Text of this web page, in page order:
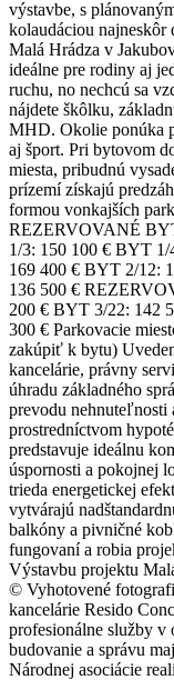
výstavbe, s
kolaudáciou
Malá Hrádza v
ideálne pre rodiny aj
ruchu, no nechcú sa
nájdete škôlku,
MHD. Okolie ponúka
aj šport. Pri bytovom
miesta, pribudnú
prízemí získajú
formou vonkajších
REZERVOVANÉ
1/3: 150 100 € BYT
169 400 € BYT 2/12:
136 500 €
200 € BYT 3/22: 142
300 € Parkovacie
zakúpiť k bytu)
kancelárie, právny
úhradu základného
prevodu nehnuteľnosti
prostredníctvom
predstavuje ideálnu
úspornosti a pokojnej
trieda energetickej
vytvárajú
balkóny a pivničné
fungovaní a robia
Výstavbu projektu
© Vyhotovené
kancelárie Resido
profesionálne služby v
budovanie a správu
Národnej asociácie